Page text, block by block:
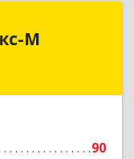
М
90
Оникс-М
р-н,